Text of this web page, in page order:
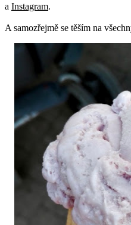
a Instagram.
A samozřejmě se těším na